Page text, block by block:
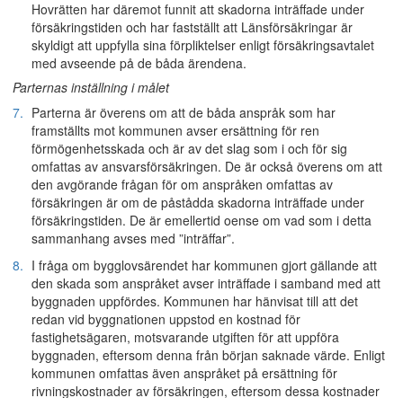
Hovrätten har däremot funnit att skadorna inträffade under
försäkringstiden och har fastställt att Länsförsäkringar är
skyldigt att uppfylla sina förpliktelser enligt försäkringsavtalet
med avseende på de båda ärendena.
Parternas inställning i målet
7. Parterna är överens om att de båda anspråk som har
framställts mot kommunen avser ersättning för ren
förmögenhetsskada och är av det slag som i och för sig
omfattas av ansvarsförsäkringen. De är också överens om att
den avgörande frågan för om anspråken omfattas av
försäkringen är om de påstådda skadorna inträffade under
försäkringstiden. De är emellertid oense om vad som i detta
sammanhang avses med ”inträffar”.
8. I fråga om bygglovsärendet har kommunen gjort gällande att
den skada som anspråket avser inträffade i samband med att
byggnaden uppfördes. Kommunen har hänvisat till att det
redan vid byggnationen uppstod en kostnad för
fastighetsägaren, motsvarande utgiften för att uppföra
byggnaden, eftersom denna från början saknade värde. Enligt
kommunen omfattas även anspråket på ersättning för
rivningskostnader av försäkringen, eftersom dessa kostnader